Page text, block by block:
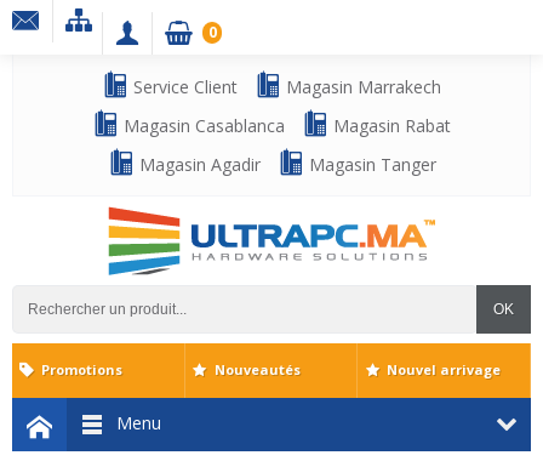
Service Client
Magasin Marrakech
Magasin Casablanca
Magasin Rabat
Magasin Agadir
Magasin Tanger
OK
0
Menu
Promotions Nouveautés Nouvel arrivage